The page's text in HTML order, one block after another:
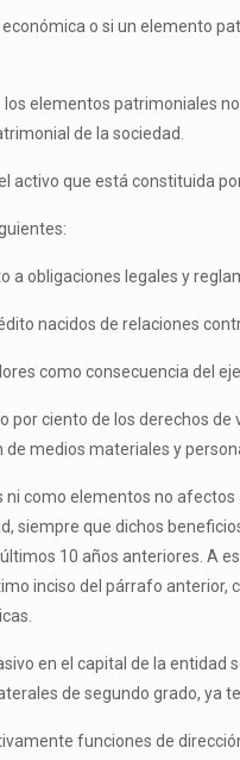
o si un elemento
elementos patrimoniales
de la sociedad.
activo que está constituida
a obligaciones legales y
nacidos de relaciones
como consecuencia del
por ciento de los derechos
medios materiales y
ni como elementos no
siempre que dichos
10 años anteriores. A
inciso del párrafo
en el capital de la
de segundo grado, ya
funciones de